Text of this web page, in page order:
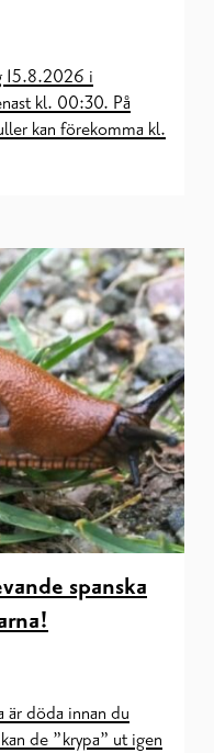
15.8.2026 i
kl. 00:30. På
kan förekomma kl.
spanska
är döda innan du
de ”krypa” ut igen